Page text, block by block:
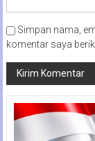
Simpan nama,
komentar saya